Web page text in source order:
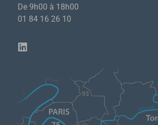
De 9h00 à 18h00
01 84 16 26 10